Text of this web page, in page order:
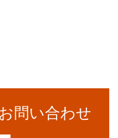
問い合わせ